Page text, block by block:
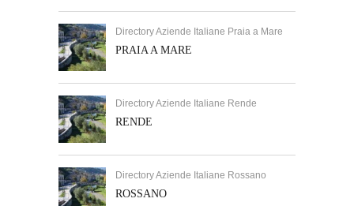
Directory Aziende Italiane Praia a Mare
PRAIA A MARE
Directory Aziende Italiane Rende
RENDE
Directory Aziende Italiane Rossano
ROSSANO